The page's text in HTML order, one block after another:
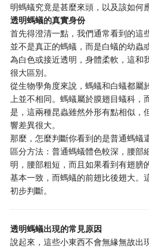
明螞蟻究竟是甚麼來頭，以及該如何
透明螞蟻的真實身份
首先得澄清一點，我們通常看到的這
並不是真正的螞蟻，而是白蟻的幼蟲
為白色或接近透明，身體柔軟，這和
很大區別。
從生物學角度來說，螞蟻和白蟻都屬
上並不相同。螞蟻屬於膜翅目蟻科，
是，這兩種昆蟲雖然外形有點相似，
響差異很大。
那麼，怎麼判斷你看到的是普通螞蟻
區分方法：普通螞蟻體色較深，腰部
明，腰部粗短，而且如果看到有翅膀
基本一致，而螞蟻的前翅比後翅大。
初步判斷。
透明螞蟻出現的常見原因
說起來，這些小東西不會無緣無故出